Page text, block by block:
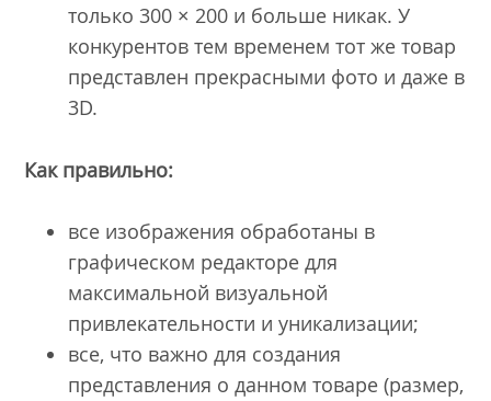
только 300 × 200 и больше никак. У
конкурентов тем временем тот же товар
представлен прекрасными фото и даже в
3D.
Как правильно:
все изображения обработаны в
графическом редакторе для
максимальной визуальной
привлекательности и уникализации;
все, что важно для создания
представления о данном товаре (размер,